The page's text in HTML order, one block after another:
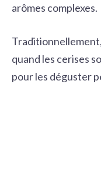
arômes complexes.
quand les cerises
pour les déguster